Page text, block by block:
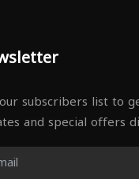
our subscribers list to
and special offers